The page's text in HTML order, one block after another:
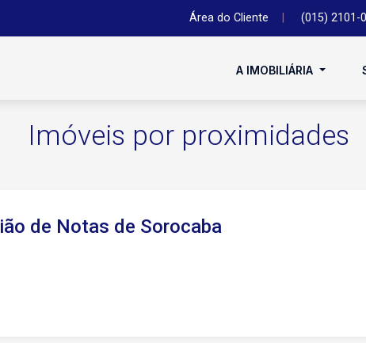
Área do Cliente (015) 2101-
A IMOBILIÁRIA
Imóveis por proximidades
de Notas de Sorocaba